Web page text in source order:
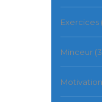
Exercices
Minceur
Motivation